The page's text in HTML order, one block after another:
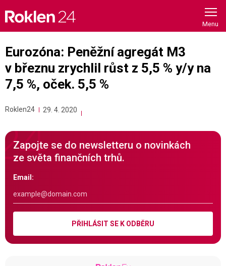
content
Eurozóna: Peněžní agregát M3
v březnu zrychlil růst z 5,5 % y/y na
7,5 %, oček. 5,5 %
Roklen24 29. 4. 2020
Zapojte se do newsletteru o novinkách
ze světa finančních trhů.
Email:
PŘIHLÁSIT SE K ODBĚRU